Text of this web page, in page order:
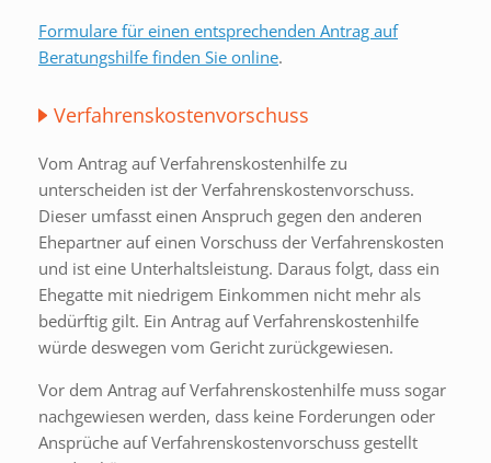
Formulare für einen entsprechenden Antrag auf
Beratungshilfe finden Sie online.
Verfahrenskostenvorschuss
Vom Antrag auf Verfahrenskostenhilfe zu
unterscheiden ist der Verfahrenskostenvorschuss.
Dieser umfasst einen Anspruch gegen den anderen
Ehepartner auf einen Vorschuss der Verfahrenskosten
und ist eine Unterhaltsleistung. Daraus folgt, dass ein
Ehegatte mit niedrigem Einkommen nicht mehr als
bedürftig gilt. Ein Antrag auf Verfahrenskostenhilfe
würde deswegen vom Gericht zurückgewiesen.
Vor dem Antrag auf Verfahrenskostenhilfe muss sogar
nachgewiesen werden, dass keine Forderungen oder
Ansprüche auf Verfahrenskostenvorschuss gestellt